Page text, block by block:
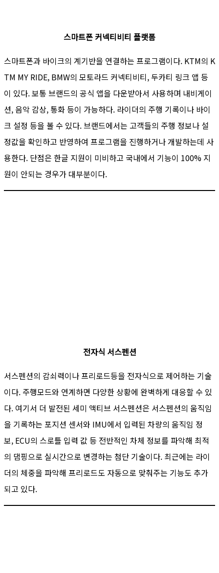
스마트폰 커넥티비티 플랫폼
스마트폰과 바이크의 계기반을 연결하는 프로그램이다. KTM의 K
TM MY RIDE, BMW의 모토라드 커넥티비티, 두카티 링크 앱 등
이 있다. 보통 브랜드의 공식 앱을 다운받아서 사용하며 내비게이
션, 음악 감상, 통화 등이 가능하다. 라이더의 주행 기록이나 바이
크 설정 등을 볼 수 있다. 브랜드에서는 고객들의 주행 정보나 설
정값을 확인하고 반영하여 프로그램을 진행하거나 개발하는데 사
용한다. 단점은 한글 지원이 미비하고 국내에서 기능이 100% 지
원이 안되는 경우가 대부분이다.
전자식 서스펜션
서스펜션의 감쇠력이나 프리로드등을 전자식으로 제어하는 기술
이다. 주행모드와 연계하면 다양한 상황에 완벽하게 대응할 수 있
다. 여기서 더 발전된 세미 액티브 서스펜션은 서스펜션의 움직임
을 기록하는 포지션 센서와 IMU에서 입력된 차량의 움직임 정
보, ECU의 스로틀 입력 값 등 전반적인 차체 정보를 파악해 최적
의 댐핑으로 실시간으로 변경하는 첨단 기술이다. 최근에는 라이
더의 체중을 파악해 프리로드도 자동으로 맞춰주는 기능도 추가
되고 있다.